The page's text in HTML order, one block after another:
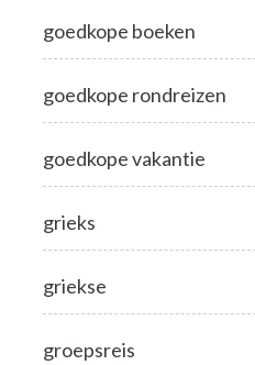
goedkope boeken
goedkope rondreizen
goedkope vakantie
grieks
griekse
groepsreis